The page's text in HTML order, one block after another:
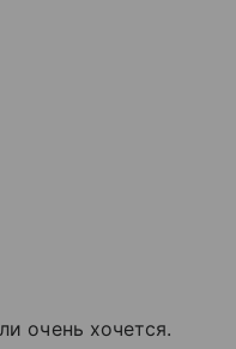
очень хочется.